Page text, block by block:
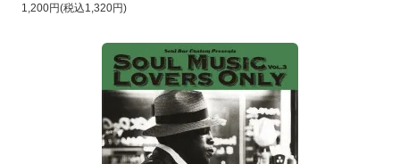
1,200円(税込1,320円)